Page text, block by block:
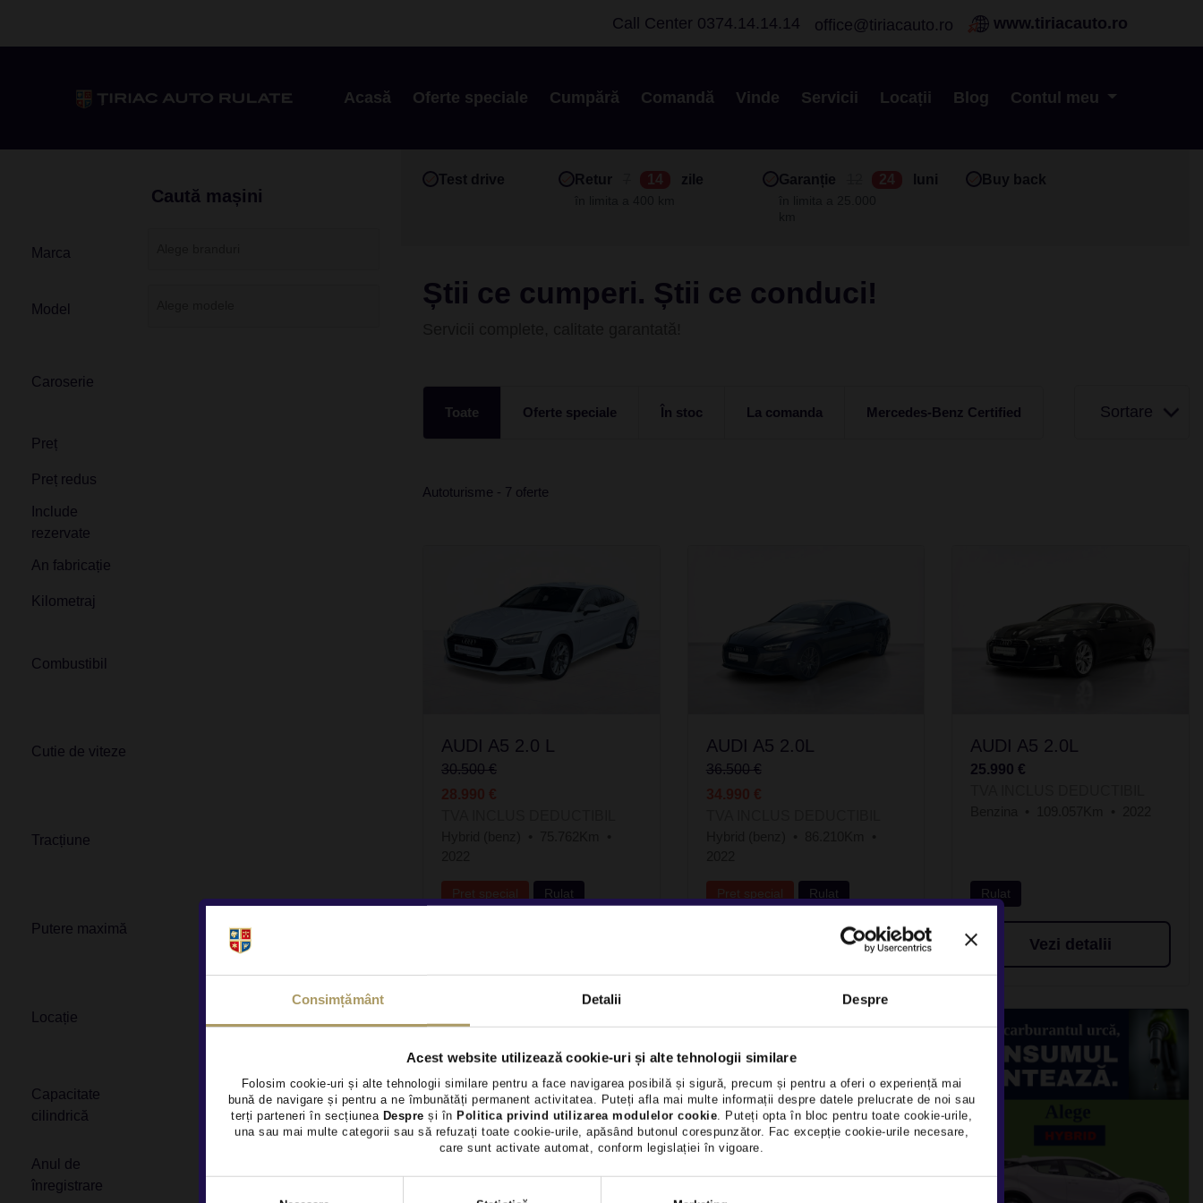
Consimțământ Detalii Despre
Acest website utilizează cookie-uri și alte tehnologii similare
Folosim cookie-uri și alte tehnologii similare pentru a face navigarea posibilă și sigură, precum și pentru a oferi o experiență mai
bună de navigare și pentru a ne îmbunătăți permanent activitatea. Puteți afla mai multe informații despre datele prelucrate de noi sau
terți parteneri în secțiunea Despre și în Politica privind utilizarea modulelor cookie. Puteți opta în bloc pentru toate cookie-urile,
una sau mai multe categorii sau să refuzați toate cookie-urile, apăsând butonul corespunzător. Fac excepție cookie-urile necesare,
care sunt activate automat, conform legislației în vigoare.
Call Center 0374.14.14.14 office@tiriacauto.ro www.tiriacauto.ro
Acasă Oferte speciale Cumpără Comandă Vinde Servicii Locații Blog Contul meu
Caută mașini
Marca
Model
Caroserie
Preț
Preț redus
Include
rezervate
An fabricație
Kilometraj
Combustibil
Cutie de viteze
Tracțiune
Putere maximă
Locație
Capacitate
cilindrică
Anul de
înregistrare
Test drive Retur 14 zile Garanție 24 luni Buy back
Știi ce cumperi. Știi ce conduci!
Toate Oferte speciale În stoc La comanda Mercedes-Benz Certified Sortare
Autoturisme - 7 oferte
AUDI A5 2.0 L
30.500 €
28.990 €
Preț special Rulat
AUDI A5 2.0L
36.500 €
34.990 €
Preț special Rulat
Vezi detalii
AUDI A5 2.0L
25.990 €
Rulat
Vezi detalii
×